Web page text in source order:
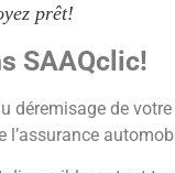
prêt!
SAAQclic!
déremisage de